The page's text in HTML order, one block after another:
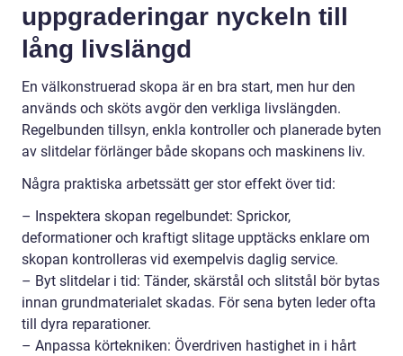
uppgraderingar nyckeln till
lång livslängd
En välkonstruerad skopa är en bra start, men hur den
används och sköts avgör den verkliga livslängden.
Regelbunden tillsyn, enkla kontroller och planerade byten
av slitdelar förlänger både skopans och maskinens liv.
Några praktiska arbetssätt ger stor effekt över tid:
– Inspektera skopan regelbundet: Sprickor,
deformationer och kraftigt slitage upptäcks enklare om
skopan kontrolleras vid exempelvis daglig service.
– Byt slitdelar i tid: Tänder, skärstål och slitstål bör bytas
innan grundmaterialet skadas. För sena byten leder ofta
till dyra reparationer.
– Anpassa körtekniken: Överdriven hastighet in i hårt